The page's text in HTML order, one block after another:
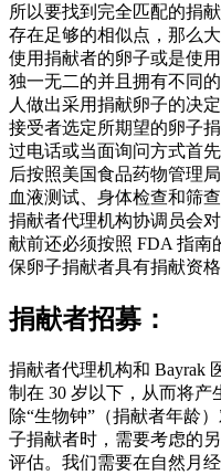
所以要找到完全匹配的捐
存在足够的相似点，那么
使用捐献者的卵子或是使
独一无二的并且拥有不同
人做出采用捐献卵子的决定
接受者选定所期望的卵子
过电话或当面询问方式首
后按照美国食品药物管理
血液测试、身体检查和筛
捐献者代理机构协调员会
献前还必须按照 FDA 指南
保卵子捐献者具有捐献资格
捐献者招募：
捐献者代理机构和 Bayrak
制在 30 岁以下，从而将
除“生物钟”（捐献者年龄
子捐献者时，需要考虑的
评估。我们需要在自然月